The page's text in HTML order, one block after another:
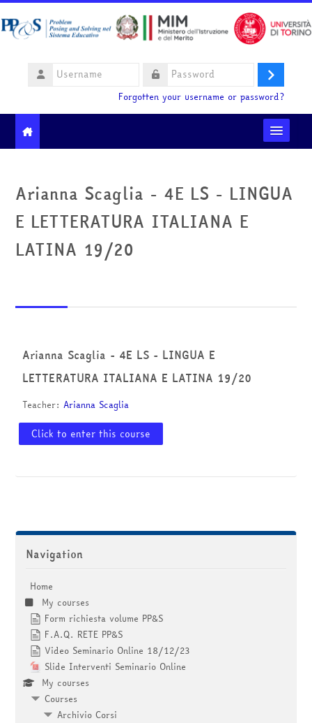
Username
Log
Forgotten your username or password?
Ministero dell'Istruzione e del Merito
Arianna Scaglia - 4E LS - LINGUA
E LETTERATURA ITALIANA E
LATINA 19/20
Arianna Scaglia - 4E LS - LINGUA E
LETTERATURA ITALIANA E LATINA 19/20
Teacher:Arianna Scaglia
Click to enter this course
Skip Navigation
Navigation
Home
My courses
Form richiesta volume PP&S
F.A.Q. RETE PP&S
Video Seminario Online 18/12/23
Slide Interventi Seminario Online
My courses
Courses
Archivio Corsi